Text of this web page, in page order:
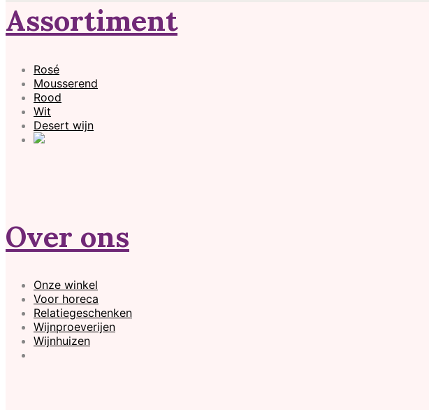
Assortiment
Rosé
Mousserend
Rood
Wit
Desert wijn
Over ons
Onze winkel
Voor horeca
Relatiegeschenken
Wijnproeverijen
Wijnhuizen